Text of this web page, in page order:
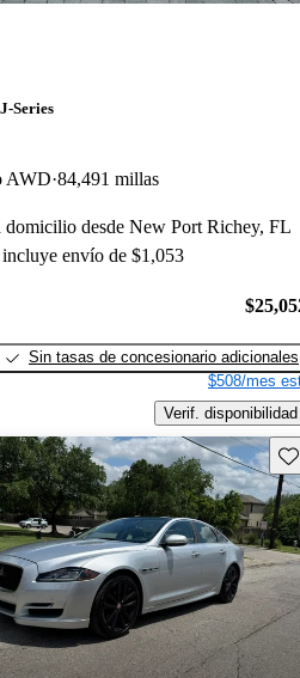
Series
AWD 84,491 millas
domicilio desde New Port Richey, FL
envío de $1,053
Sin tasas de concesionario adicionales
$508/mes
Verif. disponibilidad